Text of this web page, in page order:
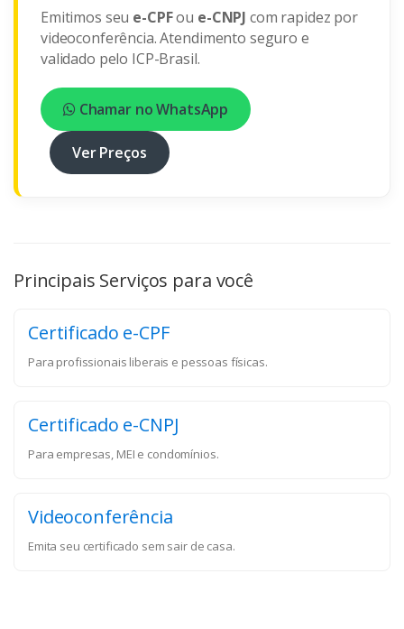
Emitimos seu e-CPFou e-CNPJ com rapidez por
videoconferência. Atendimento seguro e
validado pelo ICP-Brasil.
Chamar no WhatsApp
Ver Preços
Principais Serviços para você
Certificado e-CPF
Para profissionais liberais e pessoas físicas.
Certificado e-CNPJ
Para empresas, MEI e condomínios.
Videoconferência
Emita seu certificado sem sair de casa.